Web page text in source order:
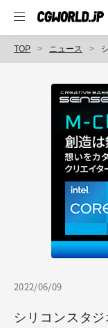
TOP ニュース シ
2022/06/09
シリコンスタ